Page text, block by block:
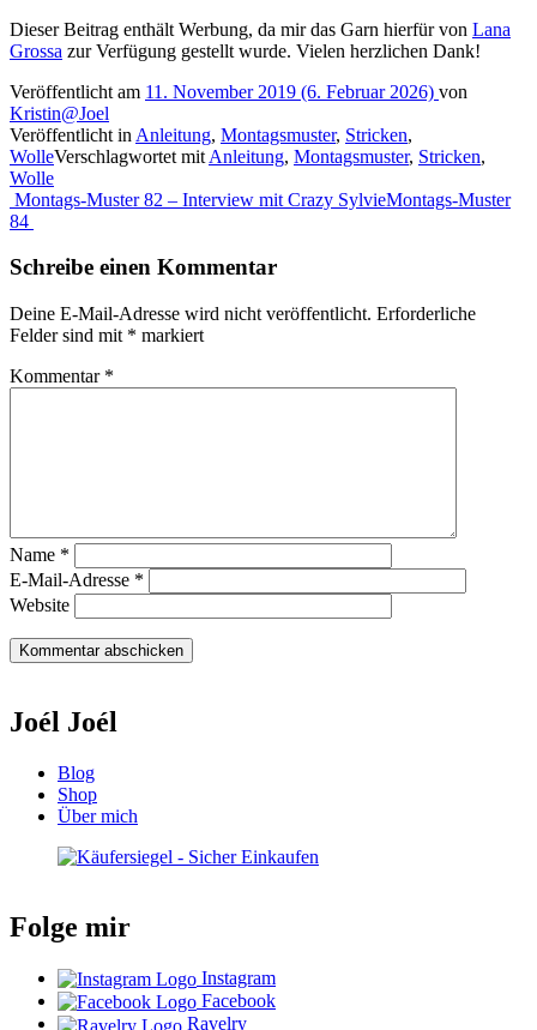
Dieser Beitrag enthält Werbung, da mir das Garn hierfür von Lana
Grossa zur Verfügung gestellt wurde. Vielen herzlichen Dank!
Veröffentlicht am 11. November 2019 (6. Februar 2026) von
Kristin@Joel
Veröffentlicht in Anleitung, Montagsmuster, Stricken,
WolleVerschlagwortet mit Anleitung, Montagsmuster, Stricken,
Wolle
Beitragsnavigation
Montags-Muster 82 – Interview mit Crazy SylvieMontags-Muster
84
Schreibe einen Kommentar
Deine E-Mail-Adresse wird nicht veröffentlicht. Erforderliche
Felder sind mit * markiert
Kommentar *
Name *
E-Mail-Adresse *
Website
Joél Joél
Blog
Shop
Über mich
Folge mir
Instagram
Facebook
Ravelry